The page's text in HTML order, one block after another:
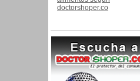
doctorshoper.co